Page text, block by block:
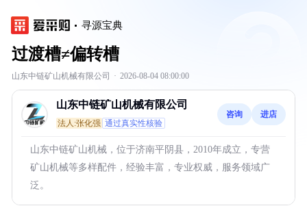
寻源宝典
过渡槽≠偏转槽
山东中链矿山机械有限公司 · 2026-08-04 08:00:00
山东中链矿山机械有限公司
法人:张化强 通过真实性核验
咨询 进店
山东中链矿山机械，位于济南平阴县，2010年成立，专营
矿山机械等多样配件，经验丰富，专业权威，服务领域广
泛。